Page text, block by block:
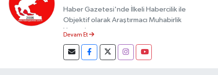
Haber Gazetesi'nde İlkeli Habercilik ile
Objektif olarak Araştırmacı Muhabirlik
Yapmaktayım.
Devam Et